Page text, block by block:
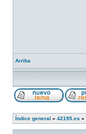
Arriba
Índice general » 42195.es »